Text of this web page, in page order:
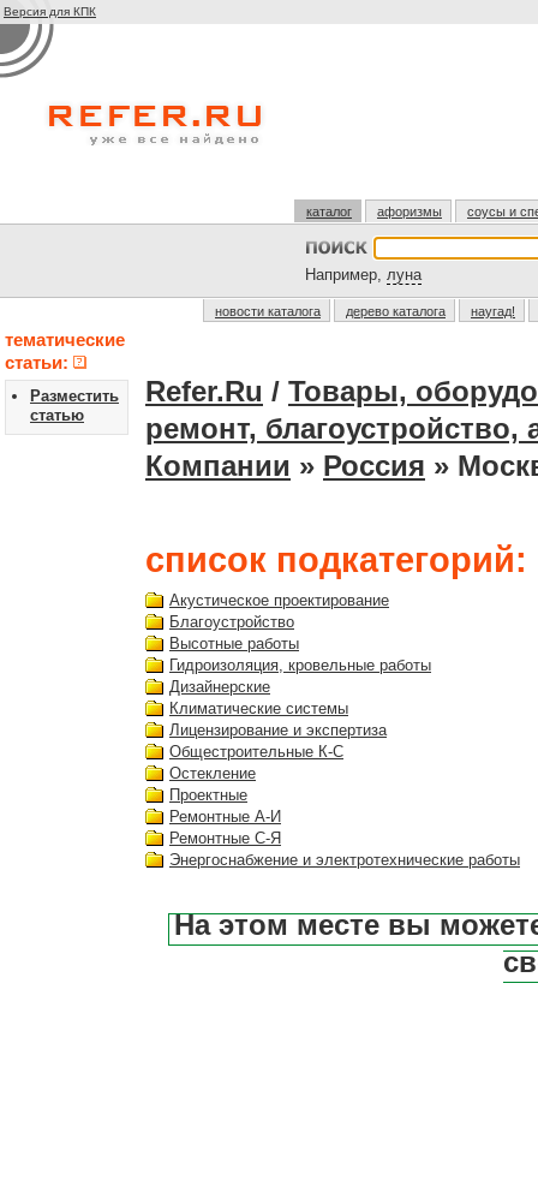
Версия для КПК
каталог афоризмы соусы и
Например, луна
новости каталога дерево каталога наугад!
тематические
статьи:
Разместить
статью
Refer.Ru / Товары,
ремонт, благоустройство,
Компании » Россия »
список подкатегорий:
Акустическое проектирование
Благоустройство
Высотные работы
Гидроизоляция, кровельные работы
Дизайнерские
Климатические системы
Лицензирование и экспертиза
Общестроительные К-С
Остекление
Проектные
Ремонтные А-И
Ремонтные С-Я
Энергоснабжение и электротехнические работы
На этом месте вы